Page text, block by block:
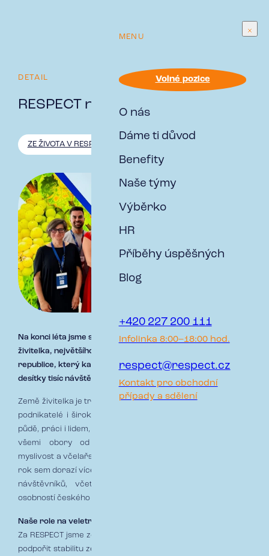
MENU
Volné pozice
O nás
Dáme ti důvod
Benefity
Naše týmy
Výběrko
HR
Příběhy úspěšných
Blog
+420 227 200 111
Infolinka 8:00–18:00 hod.
respect@respect.cz
Kontakt pro obchodní
případy a sdělení
DETAIL
RESPECT na Zemi Živitelce
ZE ŽIVOTA V RESPECT
Na konci léta jsme se zúčastnili 51. ročníku výstavy Země
živitelka, největšího zemědělského veletrhu v České
republice, který každoročně přiláká do Českých Budějovic
desítky tisíc návštěvníků.
Země živitelka je tradiční událost, kde se potkávají odborníci,
podnikatelé i široká veřejnost. Místo, kde je cítit respekt k
půdě, práci i lidem, kteří za ní stojí. Program je pestrý napříč
všemi obory od moderní zemědělské techniky přes
myslivost a včelařství až po potravinářství či výzkum. Každý
rok sem dorazí více než 600 vystavovatelů a téměř 130 tisíc
návštěvníků, včetně zástupců významných institucí a
osobností českého zemědělství. 🌾
Naše role na veletrhu
Za RESPECT jsme zde představili, jak může pojistná ochrana
podpořit stabilitu zemědělských podniků, provozů i techniky.